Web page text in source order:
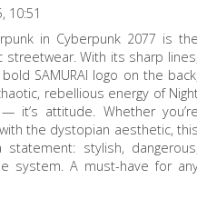
10:51
in Cyberpunk 2077 is
With its sharp
SAMURAI logo on the
rebellious energy of
it’s attitude. Whether
the dystopian aesthetic,
stylish,
system. A must-have for